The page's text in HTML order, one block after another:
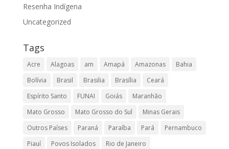
Resenha Indígena
Uncategorized
Tags
Acre Alagoas am Amapá Amazonas
Bahia
Bolívia
Brasil Brasilia Brasília
Ceará
Espírito Santo
FUNAI Goiás
Maranhão
Mato Grosso
Mato Grosso do Sul
Minas Gerais
Outros Países
Paraná Paraíba Pará
Pernambuco
Piauí
Povos Isolados
Rio de Janeiro